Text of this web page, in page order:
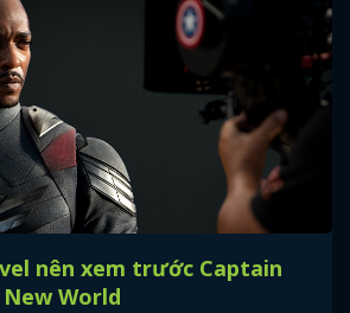
nên xem trước Captain
World